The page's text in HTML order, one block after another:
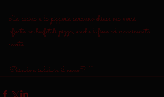
La cucina e la pizzeria saranno chiuse ma verrà
offerto un buffet di pizza, anche lì fino ad esaurimento
scorte!
Passate a salutare il nano? ^^